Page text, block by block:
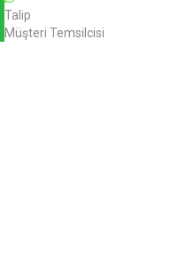
Talip
Müşteri Temsilcisi